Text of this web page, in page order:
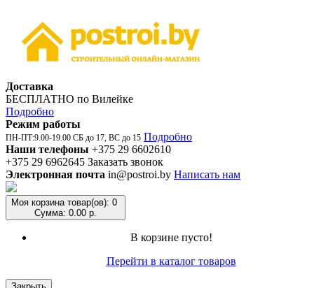
Доставка
БЕСПЛАТНО по Вилейке
Подробно
Режим работы
ПН-ПТ:9.00-19.00 СБ до 17, ВС до 15 Подробно
Наши телефоны +375 29 6602610
+375 29 6962645 Заказать звонок
Электронная почта in@postroi.by Написать нам
Моя корзина товар(ов): 0
Сумма: 0.00 р.
В корзине пусто!
Перейти в каталог товаров